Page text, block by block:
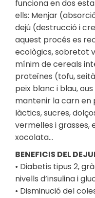
funciona en dos
ells: Menjar
dejú (destrucció i
aquest procés es
ecològics, sobretot
mínim de cereals
proteïnes (tofu,
peix blanc i blau,
mantenir la carn en
làctics, sucres,
vermelles i grasses,
xocolata…
BENEFICIS DEL
• Diabetis tipus 2,
nivells d’insulina i
• Disminució del